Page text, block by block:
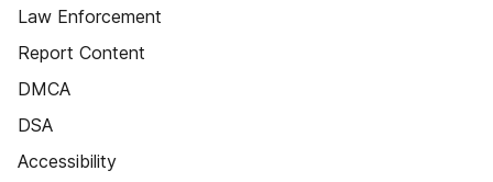
Law Enforcement
Report Content
DMCA
DSA
Accessibility